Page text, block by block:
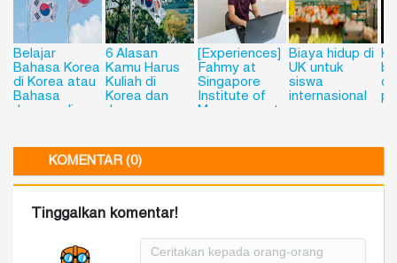
Belajar
Bahasa Korea
di Korea atau
Bahasa
Jepang di
Flying Chalks!
6 Alasan
Kamu Harus
Kuliah di
Korea dan
Jepang
[Experiences]
Fahmy at
Singapore
Institute of
Management
Biaya hidup di
UK untuk
siswa
internasional
KOMENTAR (0)
Tinggalkan komentar!